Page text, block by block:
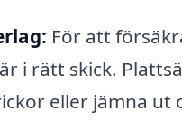
För att
i rätt skick.
eller jämna ut